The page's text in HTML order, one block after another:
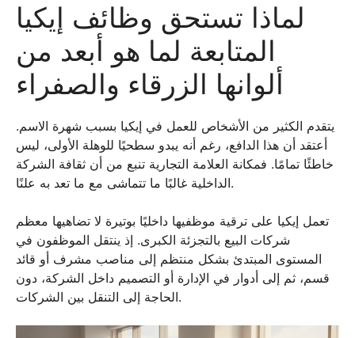
لماذا تستحق وظائف إيكيا
المتابعة لما هو أبعد من
ألوانها الزرقاء والصفراء
يتقدم الكثير من الأشخاص للعمل في إيكيا بسبب شهرة الاسم.
أعتقد أن هذا الدافع، رغم أنه يبدو سطحيًا للوهلة الأولى، ليس
خاطئًا تمامًا. فمكانة العلامة التجارية تنبع من أن ثقافة الشركة
الداخلية غالبًا ما تتماشى مع ما تعد به علنًا.
تعمل إيكيا على ترقية موظفيها داخليًا بوتيرة لا تضاهيها معظم
شركات البيع بالتجزئة الكبرى. إذ ينتقل الموظفون في
المستوى المبتدئ بشكل منتظم إلى مناصب مشرف أو قائد
قسم، ثم إلى أدوار في الإدارة أو التصميم داخل الشركة، دون
الحاجة إلى التنقل بين الشركات.